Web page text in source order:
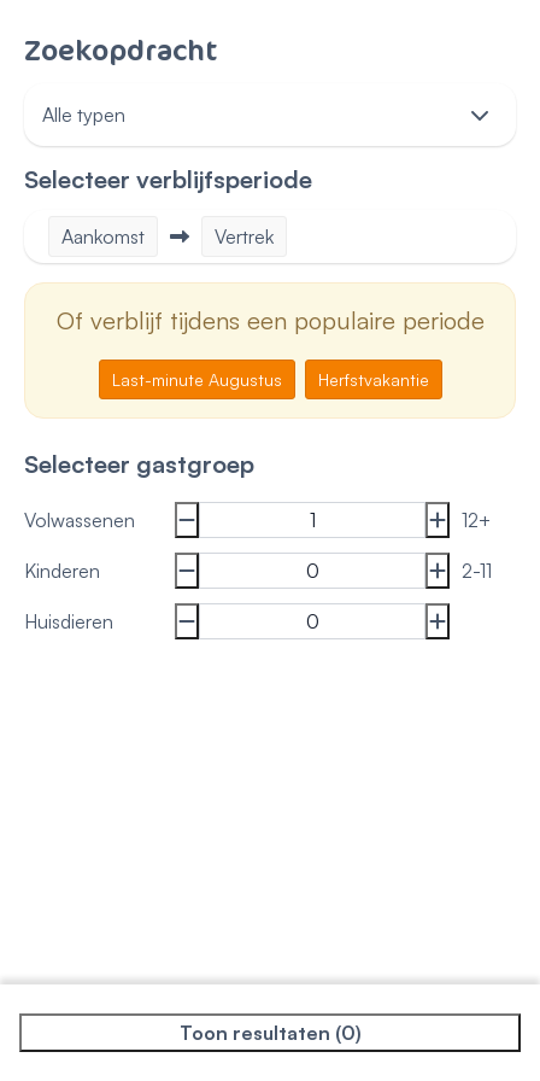
Zoekopdracht
Selecteer verblijfsperiode
Aankomst Vertrek
Of verblijf tijdens een populaire periode
Last-minute Augustus Herfstvakantie
Selecteer gastgroep
Volwassenen 12+
Kinderen 2-11
Huisdieren
Toon resultaten (0)